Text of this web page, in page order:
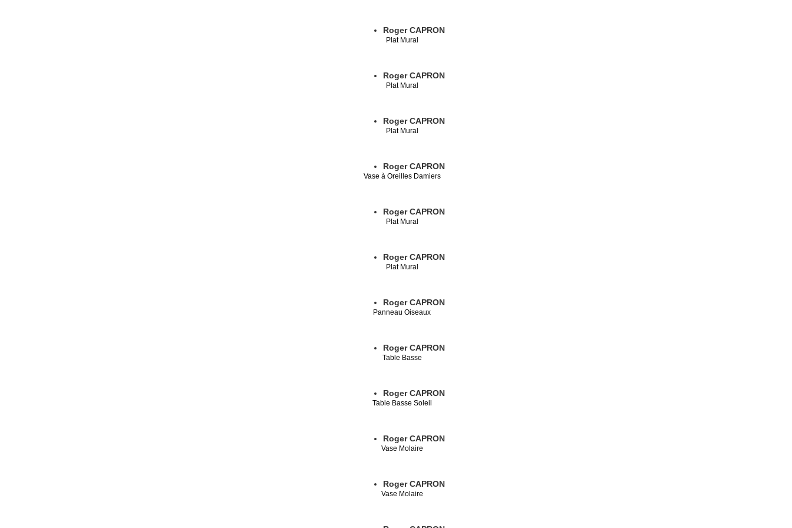
Roger CAPRON
Plat Mural
Roger CAPRON
Plat Mural
Roger CAPRON
Plat Mural
Roger CAPRON
Vase à Oreilles Damiers
Roger CAPRON
Plat Mural
Roger CAPRON
Plat Mural
Roger CAPRON
Panneau Oiseaux
Roger CAPRON
Table Basse
Roger CAPRON
Table Basse Soleil
Roger CAPRON
Vase Molaire
Roger CAPRON
Vase Molaire